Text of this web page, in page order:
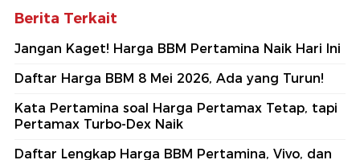
Berita Terkait
Jangan Kaget! Harga BBM Pertamina Naik Hari Ini
Daftar Harga BBM 8 Mei 2026, Ada yang Turun!
Kata Pertamina soal Harga Pertamax Tetap, tapi
Pertamax Turbo-Dex Naik
Daftar Lengkap Harga BBM Pertamina, Vivo, dan